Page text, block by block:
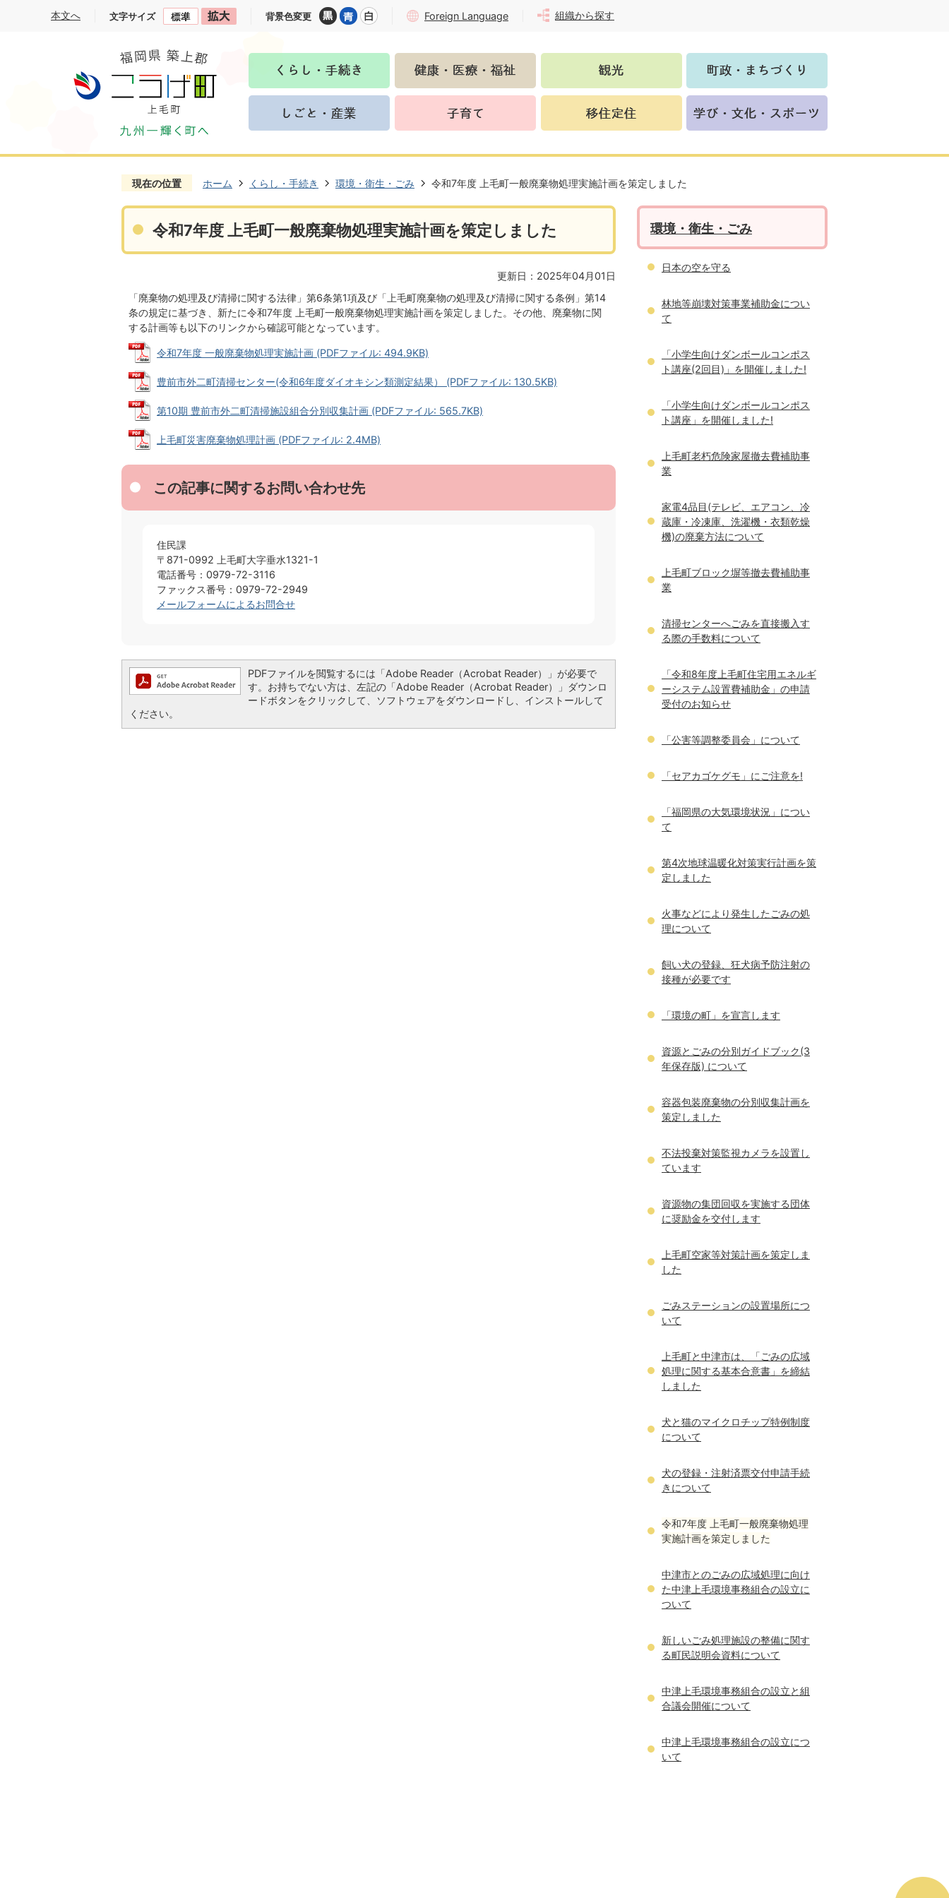
本文へ 文字サイズ 背景色変更 Foreign Language 組織から探す
現在の位置 ホーム くらし・手続き 環境・衛生・ごみ 令和7年度 上毛町一般廃棄物処理実施計画を策定しました
令和7年度 上毛町一般廃棄物処理実施計画を策定しました
更新日：2025年04月01日
「廃棄物の処理及び清掃に関する法律」第6条第1項及び「上毛町廃棄物の処理及び清掃に関する条例」第14
条の規定に基づき、新たに令和7年度 上毛町一般廃棄物処理実施計画を策定しました。その他、廃棄物に関
する計画等も以下のリンクから確認可能となっています。
令和7年度 一般廃棄物処理実施計画 (PDFファイル: 494.9KB)
豊前市外二町清掃センター(令和6年度ダイオキシン類測定結果） (PDFファイル: 130.5KB)
第10期 豊前市外二町清掃施設組合分別収集計画 (PDFファイル: 565.7KB)
上毛町災害廃棄物処理計画 (PDFファイル: 2.4MB)
この記事に関するお問い合わせ先
住民課
〒871-0992 上毛町大字垂水1321-1
電話番号：0979-72-3116
ファックス番号：0979-72-2949
メールフォームによるお問合せ
PDFファイルを閲覧するには「Adobe Reader（Acrobat Reader）」が必要で
す。お持ちでない方は、左記の「Adobe Reader（Acrobat Reader）」ダウンロ
ードボタンをクリックして、ソフトウェアをダウンロードし、インストールして
ください。
環境・衛生・ごみ
日本の空を守る
林地等崩壊対策事業補助金につい
て
「小学生向けダンボールコンポス
ト講座(2回目)」を開催しました!
「小学生向けダンボールコンポス
ト講座」を開催しました!
上毛町老朽危険家屋撤去費補助事
業
家電4品目(テレビ、エアコン、冷
蔵庫・冷凍庫、洗濯機・衣類乾燥
機)の廃棄方法について
上毛町ブロック塀等撤去費補助事
業
清掃センターへごみを直接搬入す
る際の手数料について
「令和8年度上毛町住宅用エネルギ
ーシステム設置費補助金」の申請
受付のお知らせ
「公害等調整委員会」について
「セアカゴケグモ」にご注意を!
「福岡県の大気環境状況」につい
て
第4次地球温暖化対策実行計画を策
定しました
火事などにより発生したごみの処
理について
飼い犬の登録、狂犬病予防注射の
接種が必要です
「環境の町」を宣言します
資源とごみの分別ガイドブック(3
年保存版) について
容器包装廃棄物の分別収集計画を
策定しました
不法投棄対策監視カメラを設置し
ています
資源物の集団回収を実施する団体
に奨励金を交付します
上毛町空家等対策計画を策定しま
した
ごみステーションの設置場所につ
いて
上毛町と中津市は、「ごみの広域
処理に関する基本合意書」を締結
しました
犬と猫のマイクロチップ特例制度
について
犬の登録・注射済票交付申請手続
きについて
令和7年度 上毛町一般廃棄物処理
実施計画を策定しました
中津市とのごみの広域処理に向け
た中津上毛環境事務組合の設立に
ついて
新しいごみ処理施設の整備に関す
る町民説明会資料について
中津上毛環境事務組合の設立と組
合議会開催について
中津上毛環境事務組合の設立につ
いて